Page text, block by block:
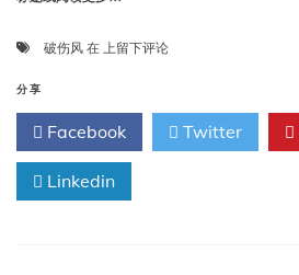
破伤风 在 破
卷
土
重
来
——
上留下评论
分享
Facebook Twitter
Linkedin